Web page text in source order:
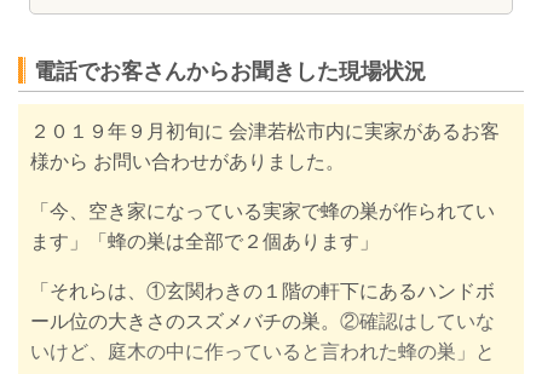
電話でお客さんからお聞きした現場状況
２０１９年９月 初旬に 会津若松市内に実家があるお客
様から お問い合わせがありました。
「今、空き家になっている実家で蜂の巣が作られてい
ます」「蜂の巣は全部で２個あります」
「それらは、①玄関わきの１階の軒下にあるハンドボ
ール位の大きさのスズメバチの巣。 ②確認はしていな
いけど、庭木の中に作っていると言われた蜂の巣」と